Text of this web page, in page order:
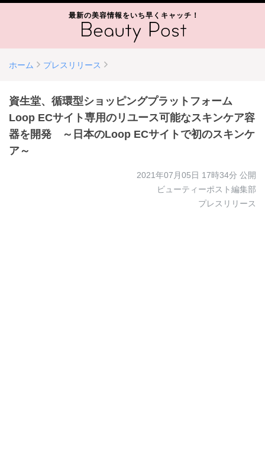
最新の美容情報をいち早くキャッチ！
ホーム プレスリリース
資生堂、循環型ショッピングプラットフォーム
Loop ECサイト専用のリユース可能なスキンケア容
器を開発 ～日本のLoop ECサイトで初のスキンケ
ア～
2021年07月05日 17時34分 公開
ビューティーポスト編集部
プレスリリース